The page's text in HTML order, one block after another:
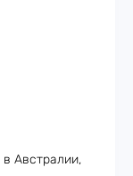
в Австралии,